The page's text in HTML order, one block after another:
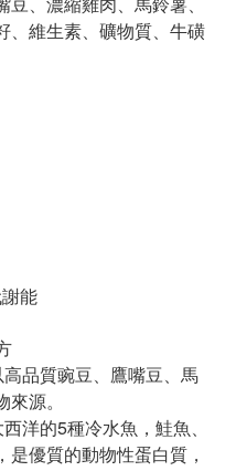
、維生素、礦物質、牛磺
能
品質豌豆、鷹嘴豆、馬
源。
洋的5種冷水魚，鮭魚、
優質的動物性蛋白質，